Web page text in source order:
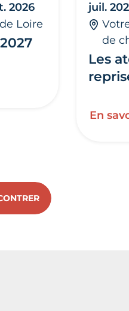
2026
Loire
Les
juil.
de
En